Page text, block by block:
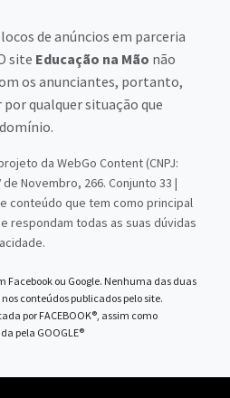
de anúncios em parceria
site Educação na Mão não
os anunciantes, portanto,
qualquer situação que
da WebGo Content (CNPJ:
de Novembro, 266. Conjunto 33 |
conteúdo que tem como principal
respondam todas as suas dúvidas
Facebook ou Google. Nenhuma das duas
conteúdos publicados pelo site.
por FACEBOOK®, assim como
pela GOOGLE®